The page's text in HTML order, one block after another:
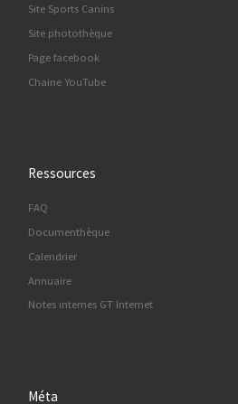
Site Sports Canins
Site photothèque
Page facebook
Chaine YouTube
Ressources
FAQ
Documenthèque
Calendrier
Annuaire
Notes internes GT Internet
Méta